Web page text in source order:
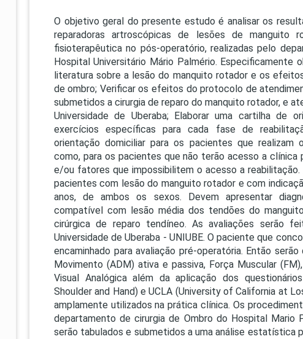
O objetivo geral do presente estudo é analisar os
reparadoras artroscópicas de lesões de manguito
fisioterapêutica no pós-operatório, realizadas pelo
Hospital Universitário Mário Palmério. Especificamente
literatura sobre a lesão do manquito rotador e os
de ombro; Verificar os efeitos do protocolo de
submetidos a cirurgia de reparo do manquito rotador, e
Universidade de Uberaba; Elaborar uma cartilha de
exercícios específicas para cada fase de
orientação domiciliar para os pacientes que realizam
como, para os pacientes que não terão acesso a clínica
e/ou fatores que impossibilitem o acesso a
pacientes com lesão do manguito rotador e com
anos, de ambos os sexos. Devem apresentar
compatível com lesão média dos tendões do
cirúrgica de reparo tendíneo. As avaliações serão
Universidade de Uberaba - UNIUBE. O paciente que
encaminhado para avaliação pré-operatória. Então
Movimento (ADM) ativa e passiva, Força Muscular
Visual Analógica além da aplicação dos
Shoulder and Hand) e UCLA (University of California at
amplamente utilizados na prática clínica. Os
departamento de cirurgia de Ombro do Hospital Mario
serão tabulados e submetidos a uma análise estatística